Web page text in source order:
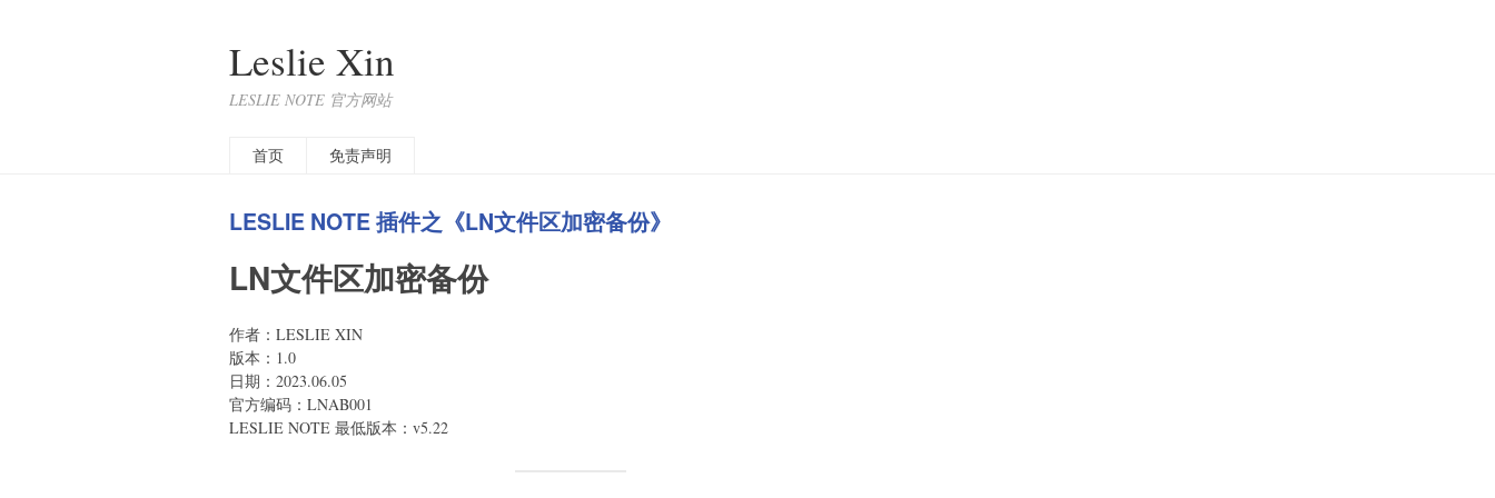
Leslie Xin
LESLIE NOTE 官方网站
首页 免责声明
LESLIE NOTE 插件之《LN文件区加密备份》
LN文件区加密备份
作者：LESLIE XIN
版本：1.0
日期：2023.06.05
官方编码：LNAB001
LESLIE NOTE 最低版本：v5.22